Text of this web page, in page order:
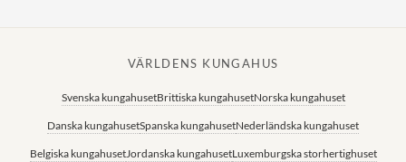
VÄRLDENS KUNGAHUS
Svenska kungahusetBrittiska kungahusetNorska kungahuset
Danska kungahusetSpanska kungahusetNederländska kungahuset
Belgiska kungahusetJordanska kungahusetLuxemburgska storhertighuset